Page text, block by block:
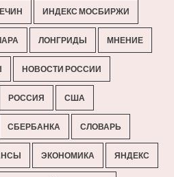
ИНДЕКС МОСБИРЖИ
ЛОНГРИДЫ МНЕНИЕ
НОВОСТИ РОССИИ
РОССИЯ США
СБЕРБАНКА СЛОВАРЬ
ЭКОНОМИКА ЯНДЕКС